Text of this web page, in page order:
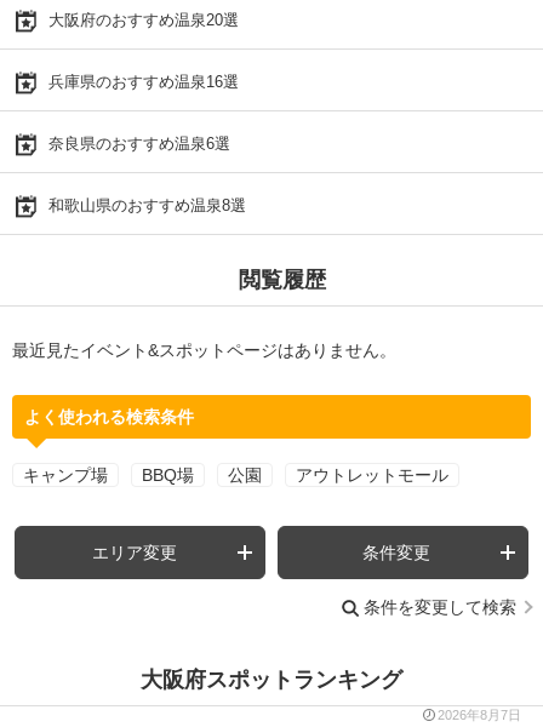
大阪府のおすすめ温泉20選
兵庫県のおすすめ温泉16選
奈良県のおすすめ温泉6選
和歌山県のおすすめ温泉8選
閲覧履歴
最近見たイベント&スポットページはありません。
よく使われる検索条件
キャンプ場 BBQ場 公園 アウトレットモール
エリア変更 条件変更
条件を変更して検索
大阪府スポットランキング
2026年8月7日